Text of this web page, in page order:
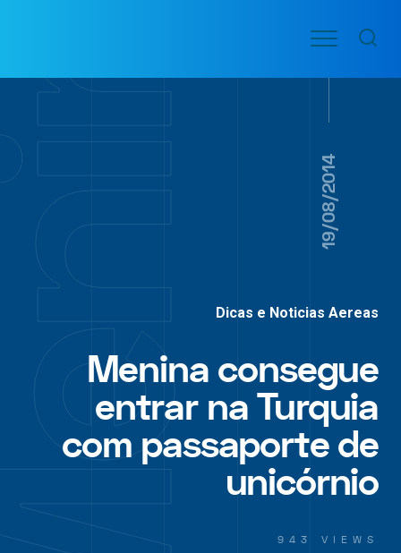
conteúdo
VOO
AÉREAS
Menu
19/08/2014
Dicas e Noticias Aereas
Menina consegue
entrar na Turquia
com passaporte de
unicórnio
943 VIEWS